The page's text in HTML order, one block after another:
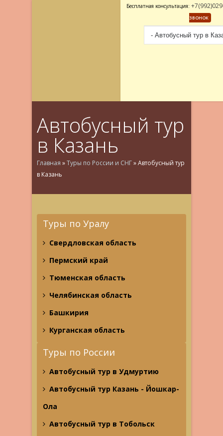
Бесплатная консультация:
ЗВОНОК
Автобусный тур
в Казань
Главная »Туры по России и СНГ»Автобусный тур
в Казань
Туры по Уралу
Свердловская область
Пермский край
Тюменская область
Челябинская область
Башкирия
Курганская область
Туры по России
Автобусный тур в Удмуртию
Автобусный тур Казань - Йошкар-
Ола
Автобусный тур в Тобольск